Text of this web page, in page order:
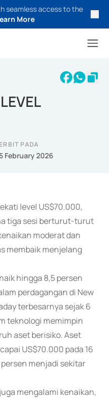
seamless access to the
More
PADA
February 2026
level US$70.000,
tiga sesi berturut-turut
moderat dan
membaik menjelang
hingga 8,5 persen
perdagangan di New
terbesarnya sejak 6
teknologi memimpin
aset berisiko. Aset
US$70.000 pada 16
menjadi sekitar
mengalami kenaikan,